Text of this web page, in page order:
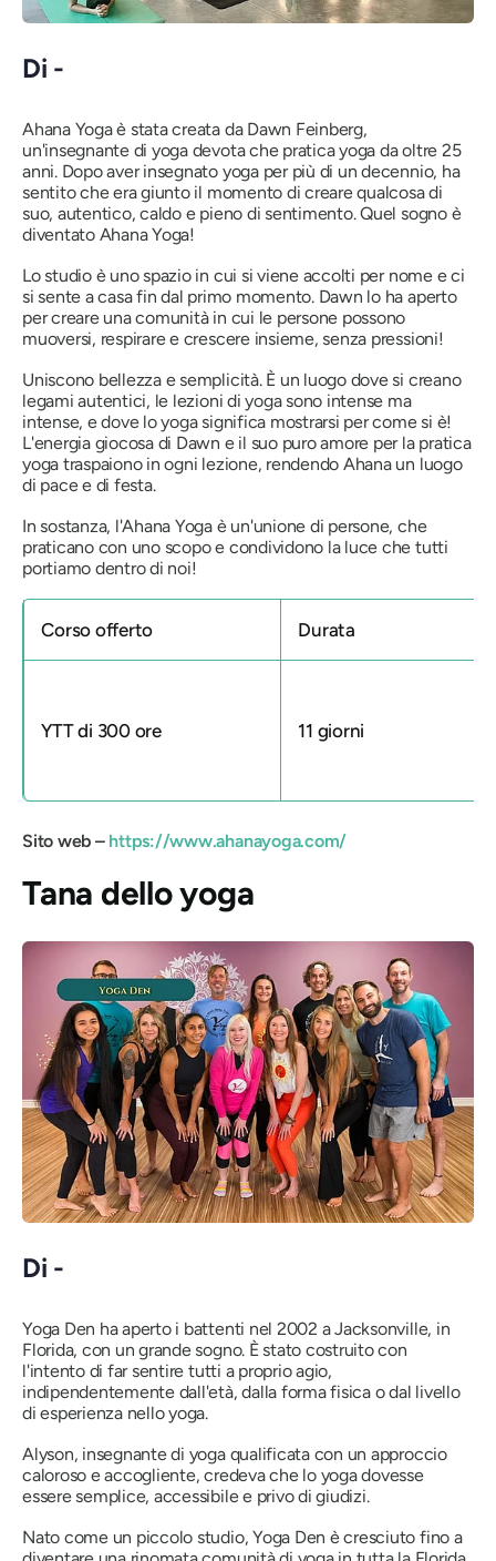
Di -
Ahana Yoga è stata creata da Dawn Feinberg,
un'insegnante di yoga devota che pratica yoga da oltre 25
anni. Dopo aver insegnato yoga per più di un decennio, ha
sentito che era giunto il momento di creare qualcosa di
suo, autentico, caldo e pieno di sentimento. Quel sogno è
diventato Ahana Yoga!
Lo studio è uno spazio in cui si viene accolti per nome e ci
si sente a casa fin dal primo momento. Dawn lo ha aperto
per creare una comunità in cui le persone possono
muoversi, respirare e crescere insieme, senza pressioni!
Uniscono bellezza e semplicità. È un luogo dove si creano
legami autentici, le lezioni di yoga sono intense ma
intense, e dove lo yoga significa mostrarsi per come si è!
L'energia giocosa di Dawn e il suo puro amore per la pratica
yoga traspaiono in ogni lezione, rendendo Ahana un luogo
di pace e di festa.
In sostanza, l'Ahana Yoga è un'unione di persone, che
praticano con uno scopo e condividono la luce che tutti
portiamo dentro di noi!
Corso offerto Durata
YTT di 300 ore 11 giorni
Sito web – https://www.ahanayoga.com/
Tana dello yoga
Di -
Yoga Den ha aperto i battenti nel 2002 a Jacksonville, in
Florida, con un grande sogno. È stato costruito con
l'intento di far sentire tutti a proprio agio,
indipendentemente dall'età, dalla forma fisica o dal livello
di esperienza nello yoga.
Alyson, insegnante di yoga qualificata con un approccio
caloroso e accogliente, credeva che lo yoga dovesse
essere semplice, accessibile e privo di giudizi.
Nato come un piccolo studio, Yoga Den è cresciuto fino a